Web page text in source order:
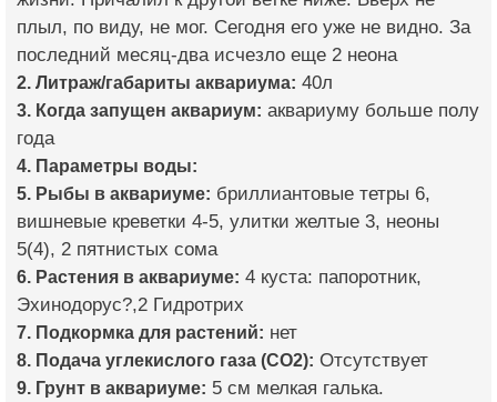
плыл, по виду, не мог. Сегодня его уже не видно. За
последний месяц-два исчезло еще 2 неона
2. Литраж/габариты аквариума: 40л
3. Когда запущен аквариум: аквариуму больше полу
года
4. Параметры воды:
5. Рыбы в аквариуме: бриллиантовые тетры 6,
вишневые креветки 4-5, улитки желтые 3, неоны
5(4), 2 пятнистых сома
6. Растения в аквариуме: 4 куста: папоротник,
Эхинодорус?,2 Гидротрих
7. Подкормка для растений: нет
8. Подача углекислого газа (CO2): Отсутствует
9. Грунт в аквариуме: 5 см мелкая галька.